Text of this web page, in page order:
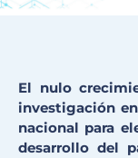
El nulo
investigación
nacional para
desarrollo del